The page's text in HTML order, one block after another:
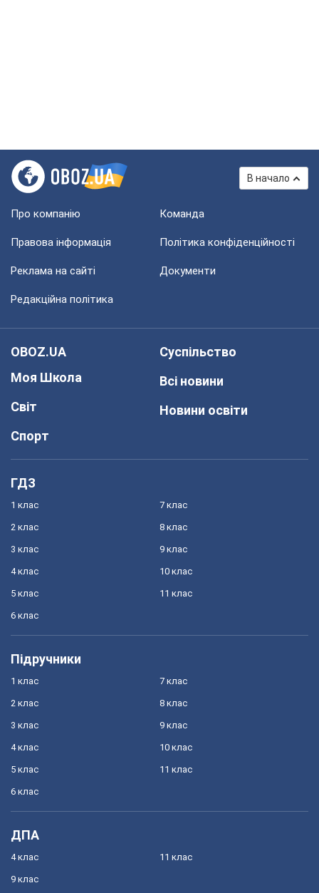
В начало
Про компанію Команда
Правова інформація Політика конфіденційності
Реклама на сайті Документи
Редакційна політика
OBOZ.UA
Моя Школа
Світ
Спорт
Суспільство
Всі новини
Новини освіти
ГДЗ
1 клас
2 клас
3 клас
4 клас
5 клас
6 клас
7 клас
8 клас
9 клас
10 клас
11 клас
Підручники
1 клас
2 клас
3 клас
4 клас
5 клас
6 клас
7 клас
8 клас
9 клас
10 клас
11 клас
ДПА
4 клас
9 клас
11 клас